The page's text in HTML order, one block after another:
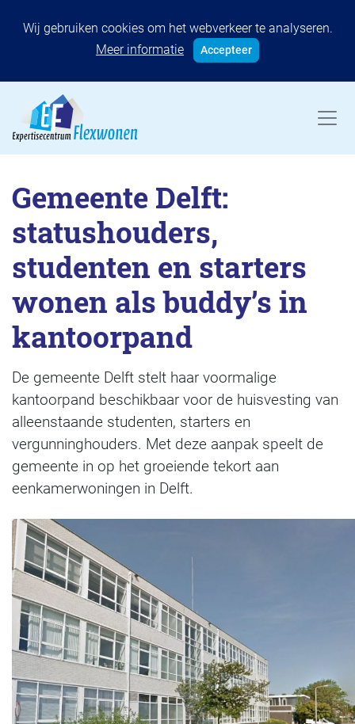
Wij gebruiken cookies om het webverkeer te analyseren.
Meer informatie
Accepteer
Gemeente Delft:
statushouders,
studenten en starters
wonen als buddy’s in
kantoorpand
De gemeente Delft stelt haar voormalige
kantoorpand beschikbaar voor de huisvesting van
alleenstaande studenten, starters en
vergunninghouders. Met deze aanpak speelt de
gemeente in op het groeiende tekort aan
eenkamerwoningen in Delft.